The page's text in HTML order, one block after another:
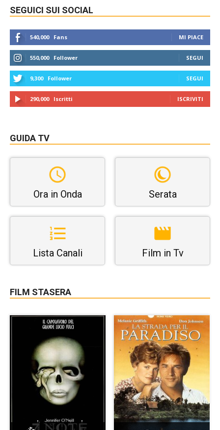
SEGUICI SUI SOCIAL
540,000 Fans MI PIACE
550,000 Follower SEGUI
9,300 Follower SEGUI
290,000 Iscritti ISCRIVITI
GUIDA TV
Ora in Onda Serata
Lista Canali Film in Tv
FILM STASERA